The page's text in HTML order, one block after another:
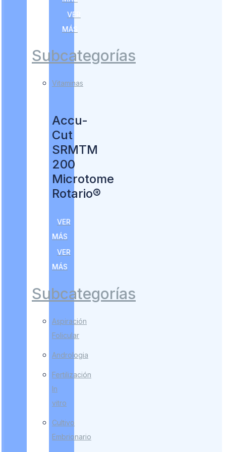
VER
MÁS
Subcategorías
Vitaminas
Accu-
Cut
SRMTM
200
Microtome
Rotario®
VER
MÁS
VER
MÁS
Subcategorías
Aspiración
Folicular
Andrologia
Fertilización
In
vitro
Cultivo
Embrionario